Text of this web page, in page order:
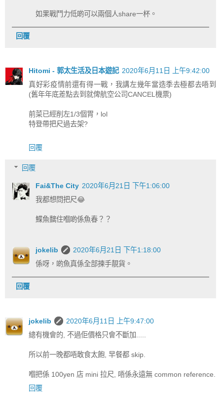
如果戰鬥力低啲可以兩個人share一杯。
回覆
Hitomi - 郭太生活及日本遊記 2020年6月11日 上午9:42:00
真好彩疫情前還有得一戰，我講左幾年當造季去極都去唔到
(舊年年底差點去到就俾航空公司CANCEL機票)
前菜已經削左1/3個胃，lol
特登帶把尺過去架?
回覆
回覆
Fai&The City 2020年6月21日 下午1:06:00
我都想問把尺😂
鰈魚黐住嗰啲係魚春？？
jokelib
2020年6月21日 下午1:18:00
係呀，啲魚真係全部揀手靚貨。
回覆
jokelib
2020年6月11日 上午9:47:00
總有機會的, 不過佢價格只會不斷加.....
所以前一晚都唔敢食太飽, 早餐都 skip.
嗰把係 100yen 店 mini 拉尺, 唔係永遠無 common reference.
回覆